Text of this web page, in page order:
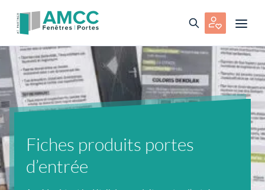
Fiches produits portes
d’entrée